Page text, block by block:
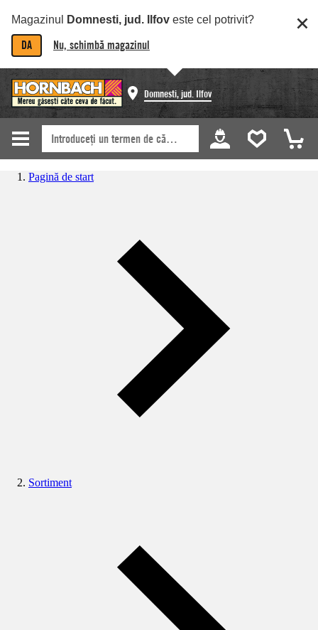
Magazinul Domnesti, jud. Ilfov este cel potrivit?
DA Nu, schimbă magazinul
Domnesti, jud. Ilfov
Pagină de start
Sortiment